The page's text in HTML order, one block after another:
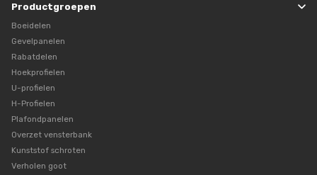
Productgroepen
Boeidelen
Gevelpanelen
Rabatdelen
Hoekprofielen
U-profielen
H-Profielen
Plafondpanelen
Overzet vensterbank
Kunststof schroten
Verholen goot